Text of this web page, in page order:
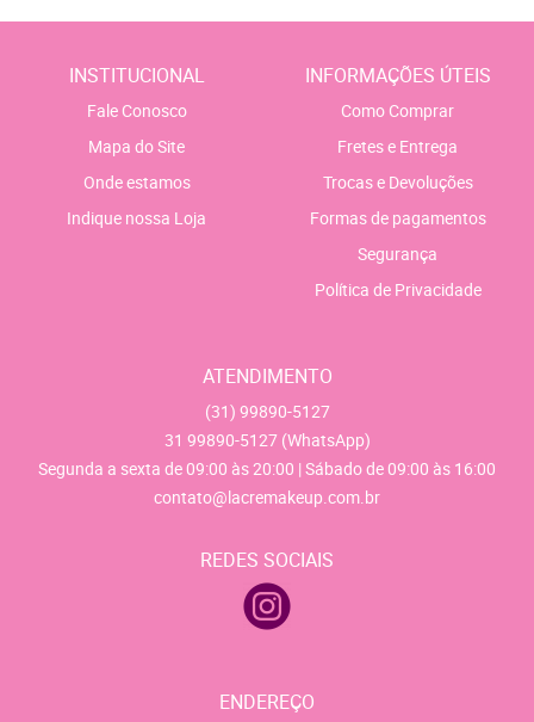
INSTITUCIONAL
Fale Conosco
Mapa do Site
Onde estamos
Indique nossa Loja
INFORMAÇÕES ÚTEIS
Como Comprar
Fretes e Entrega
Trocas e Devoluções
Formas de pagamentos
Segurança
Política de Privacidade
ATENDIMENTO
(31) 99890-5127
31 99890-5127 (WhatsApp)
Segunda a sexta de 09:00 às 20:00 | Sábado de 09:00 às 16:00
contato@lacremakeup.com.br
REDES SOCIAIS
ENDEREÇO